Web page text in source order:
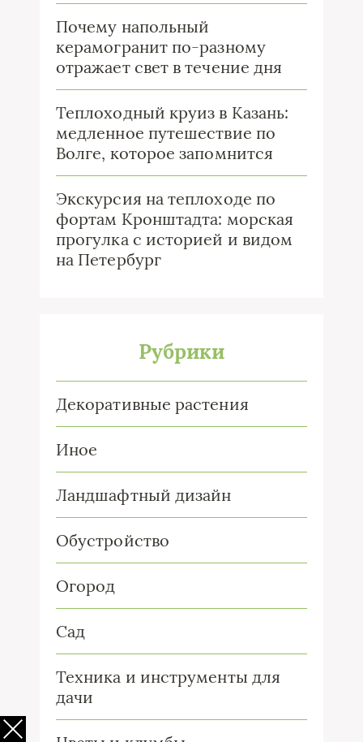
Почему напольный
керамогранит по-разному
отражает свет в течение дня
Теплоходный круиз в Казань:
медленное путешествие по
Волге, которое запомнится
Экскурсия на теплоходе по
фортам Кронштадта: морская
прогулка с историей и видом
на Петербург
Рубрики
Декоративные растения
Иное
Ландшафтный дизайн
Обустройство
Огород
Сад
Техника и инструменты для
дачи